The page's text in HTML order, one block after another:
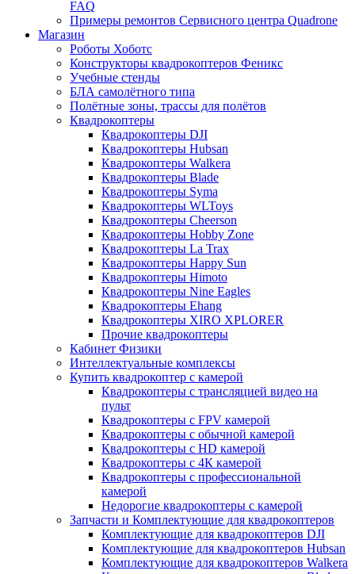
FAQ
Примеры ремонтов Сервисного центра Quadrone
Магазин
Роботы Хоботс
Конструкторы квадрокоптеров Феникс
Учебные стенды
БЛА самолётного типа
Полётные зоны, трассы для полётов
Квадрокоптеры
Квадрокоптеры DJI
Квадрокоптеры Hubsan
Квадрокоптеры Walkera
Квадрокоптеры Blade
Квадрокоптеры Syma
Квадрокоптеры WLToys
Квадрокоптеры Cheerson
Квадрокоптеры Hobby Zone
Квадрокоптеры La Trax
Квадрокоптеры Happy Sun
Квадрокоптеры Himoto
Квадрокоптеры Nine Eagles
Квадрокоптеры Ehang
Квадрокоптеры XIRO XPLORER
Прочие квадрокоптеры
Кабинет Физики
Интеллектуальные комплексы
Купить квадрокоптер с камерой
Квадрокоптеры с трансляцией видео на
пульт
Квадрокоптеры с FPV камерой
Квадрокоптеры с обычной камерой
Квадрокоптеры с HD камерой
Квадрокоптеры с 4К камерой
Квадрокоптеры с профессиональной
камерой
Недорогие квадрокоптеры с камерой
Запчасти и Комплектующие для квадрокоптеров
Комплектующие для квадрокоптеров DJI
Комплектующие для квадрокоптеров Hubsan
Комплектующие для квадрокоптеров Walkera